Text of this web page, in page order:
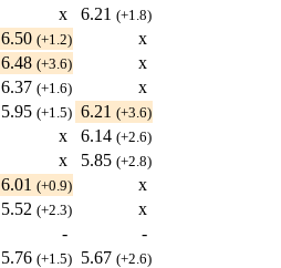
x 6.21 (+1.8)
6.50 (+1.2)
x
6.48 (+3.6)
x
6.37 (+1.6)
x
5.95 (+1.5) 6.21 (+3.6)
x 6.14 (+2.6)
x 5.85 (+2.8)
6.01 (+0.9)
x
5.52 (+2.3)
x
-
-
5.76 (+1.5) 5.67 (+2.6)